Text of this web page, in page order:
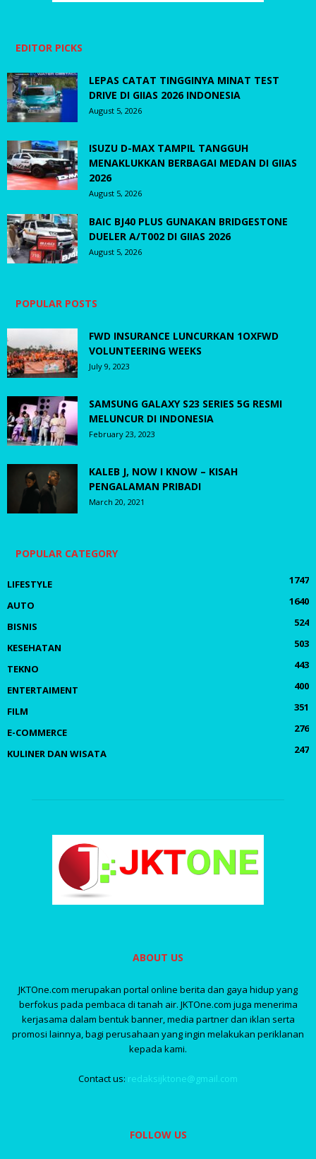
EDITOR PICKS
LEPAS CATAT TINGGINYA MINAT TEST
DRIVE DI GIIAS 2026 INDONESIA
August 5, 2026
ISUZU D-MAX TAMPIL TANGGUH
MENAKLUKKAN BERBAGAI MEDAN DI GIIAS
2026
August 5, 2026
BAIC BJ40 PLUS GUNAKAN BRIDGESTONE
DUELER A/T002 DI GIIAS 2026
August 5, 2026
POPULAR POSTS
FWD INSURANCE LUNCURKAN 1OXFWD
VOLUNTEERING WEEKS
July 9, 2023
SAMSUNG GALAXY S23 SERIES 5G RESMI
MELUNCUR DI INDONESIA
February 23, 2023
KALEB J, NOW I KNOW – KISAH
PENGALAMAN PRIBADI
March 20, 2021
POPULAR CATEGORY
LIFESTYLE
1747
AUTO
1640
BISNIS
524
KESEHATAN
503
TEKNO
443
ENTERTAIMENT
400
FILM
351
E-COMMERCE
276
KULINER DAN WISATA
247
ABOUT US
JKTOne.com merupakan portal online berita dan gaya hidup yang
berfokus pada pembaca di tanah air. JKTOne.com juga menerima
kerjasama dalam bentuk banner, media partner dan iklan serta
promosi lainnya, bagi perusahaan yang ingin melakukan periklanan
kepada kami.
Contact us: redaksijktone@gmail.com
FOLLOW US